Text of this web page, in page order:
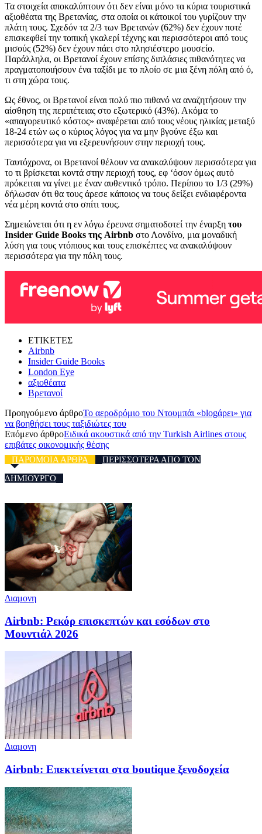
Τα στοιχεία αποκαλύπτουν ότι δεν είναι μόνο τα κύρια τουριστικά
αξιοθέατα της Βρετανίας, στα οποία οι κάτοικοί του γυρίζουν την
πλάτη τους. Σχεδόν τα 2/3 των Βρετανών (62%) δεν έχουν ποτέ
επισκεφθεί την τοπική γκαλερί τέχνης και περισσότεροι από τους
μισούς (52%) δεν έχουν πάει στο πλησιέστερο μουσείο.
Παράλληλα, οι Βρετανοί έχουν επίσης διπλάσιες πιθανότητες να
πραγματοποιήσουν ένα ταξίδι με το πλοίο σε μια ξένη πόλη από ό,
τι στη χώρα τους.
Ως έθνος, οι Βρετανοί είναι πολύ πιο πιθανό να αναζητήσουν την
αίσθηση της περιπέτειας στο εξωτερικό (43%). Ακόμα το
«απαγορευτικό κόστος» αναφέρεται από τους νέους ηλικίας μεταξύ
18-24 ετών ως ο κύριος λόγος για να μην βγούνε έξω και
περισσότερα για να εξερευνήσουν στην περιοχή τους.
Ταυτόχρονα, οι Βρετανοί θέλουν να ανακαλύψουν περισσότερα για
το τι βρίσκεται κοντά στην περιοχή τους, εφ ‘όσον όμως αυτό
πρόκειται να γίνει με έναν αυθεντικό τρόπο. Περίπου το 1/3 (29%)
δήλωσαν ότι θα τους άρεσε κάποιος να τους δείξει ενδιαφέροντα
νέα μέρη κοντά στο σπίτι τους.
Σημειώνεται ότι η εν λόγω έρευνα σηματοδοτεί την έναρξη του
Insider Guide Books της Airbnb στο Λονδίνο, μια μοναδική
λύση για τους ντόπιους και τους επισκέπτες να ανακαλύψουν
περισσότερα για την πόλη τους.
ΕΤΙΚΕΤΕΣ
Airbnb
Insider Guide Books
London Eye
αξιοθέατα
Βρετανοί
Προηγούμενο άρθροΤο αεροδρόμιο του Ντουμπάι «blogάρει» για
να βοηθήσει τους ταξιδιώτες του
Επόμενο άρθροΕιδικά ακουστικά από την Turkish Airlines στους
επιβάτες οικονομικής θέσης
ΠΑΡΟΜΟΙΑ ΑΡΘΡΑ
ΠΕΡΙΣΣΟΤΕΡΑ ΑΠΟ ΤΟΝ
ΔΗΜΙΟΥΡΓΟ
Διαμονη
Airbnb: Ρεκόρ επισκεπτών και εσόδων στο
Μουντιάλ 2026
Διαμονη
Airbnb: Επεκτείνεται στα boutique ξενοδοχεία